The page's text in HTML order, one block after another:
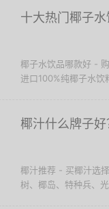
十大热门椰子
椰子水饮品哪款好 -
进口100%纯椰子水
椰汁什么牌子
椰汁推荐 - 买椰汁选
树、椰岛、特种兵、